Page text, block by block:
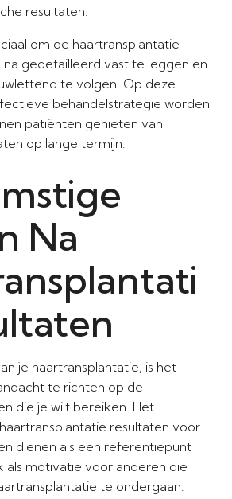
resultaten.
om de haartransplantatie
gedetailleerd vast te leggen en
te volgen. Op deze
behandelstrategie worden
patiënten genieten van
op lange termijn.
Na
je haartransplantatie, is het
te richten op de
die je wilt bereiken. Het
resultaten voor
dienen als een referentiepunt
als motivatie voor anderen die
te ondergaan.